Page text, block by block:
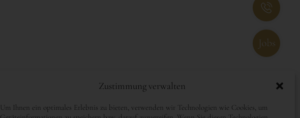
Zustimmung verwalten
Um Ihnen ein optimales Erlebnis zu bieten, verwenden wir Technologien wie Cookies, um